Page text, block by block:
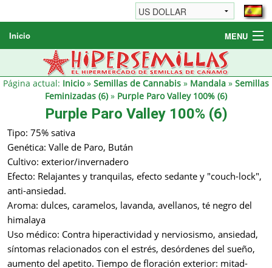
Inicio MENU
Semillas de cannabis
Otros productos
Revendedores
Página actual: Inicio» Semillas de Cannabis » Mandala » Semillas
Feminizadas (6)» Purple Paro Valley 100% (6)
Purple Paro Valley 100% (6)
Tipo: 75% sativa
Genética: Valle de Paro, Bután
Cultivo: exterior/invernadero
Efecto: Relajantes y tranquilas, efecto sedante y "couch-lock",
anti-ansiedad.
Aroma: dulces, caramelos, lavanda, avellanos, té negro del
himalaya
Uso médico: Contra hiperactividad y nerviosismo, ansiedad,
síntomas relacionados con el estrés, desórdenes del sueño,
aumento del apetito. Tiempo de floración exterior: mitad-